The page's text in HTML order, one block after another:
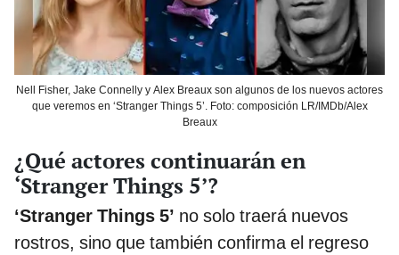
Nell Fisher, Jake Connelly y Alex Breaux son algunos de los nuevos actores
que veremos en ‘Stranger Things 5’. Foto: composición LR/IMDb/Alex
Breaux
¿Qué actores continuarán en
‘Stranger Things 5’?
‘Stranger Things 5’ no solo traerá nuevos
rostros, sino que también confirma el regreso